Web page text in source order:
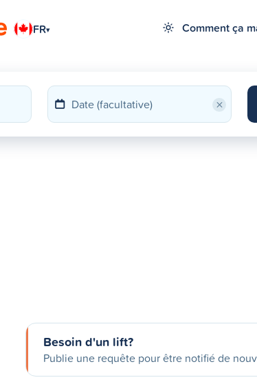
FR▾ Comment ça
×
Besoin d'un lift?
Publie une requête pour être notifié de